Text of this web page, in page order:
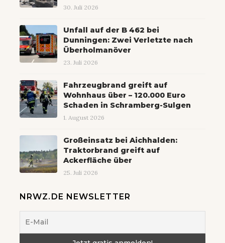
30. Juli 2026
Unfall auf der B 462 bei
Dunningen: Zwei Verletzte nach
Überholmanöver
23. Juli 2026
Fahrzeugbrand greift auf
Wohnhaus über – 120.000 Euro
Schaden in Schramberg-Sulgen
1. August 2026
Großeinsatz bei Aichhalden:
Traktorbrand greift auf
Ackerfläche über
25. Juli 2026
NRWZ.DE NEWSLETTER